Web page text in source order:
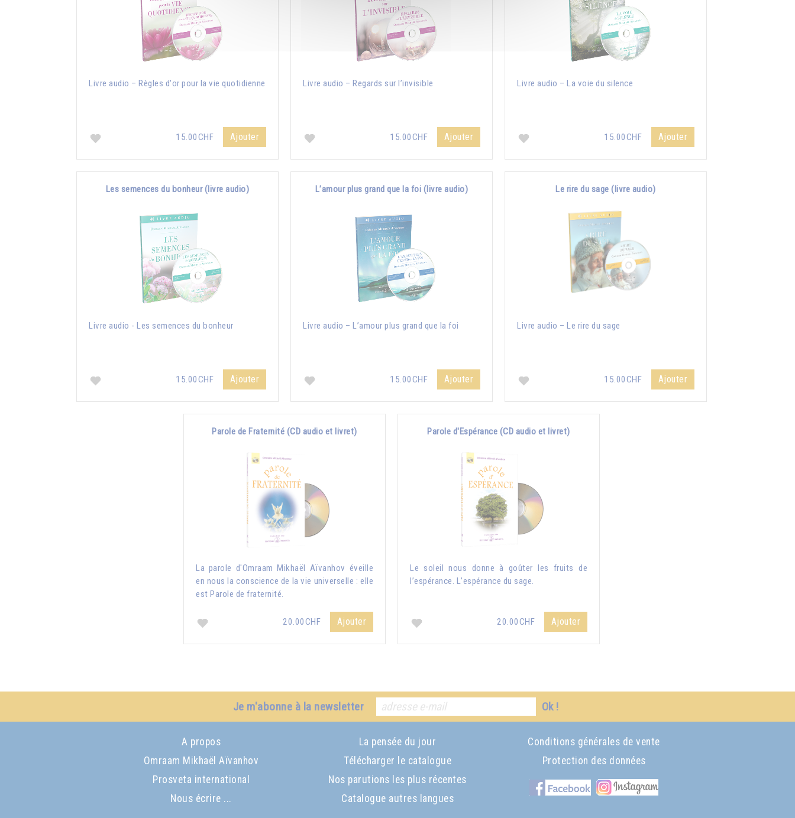
Livre audio – Règles d'or pour la vie quotidienne
15.00CHF Ajouter
Livre audio – Regards sur l’invisible
15.00CHF Ajouter
Livre audio – La voie du silence
15.00CHF Ajouter
Les semences du bonheur (livre audio)
Livre audio - Les semences du bonheur
15.00CHF Ajouter
L’amour plus grand que la foi (livre audio)
Livre audio – L’amour plus grand que la foi
15.00CHF Ajouter
Le rire du sage (livre audio)
Livre audio – Le rire du sage
15.00CHF Ajouter
Parole de Fraternité (CD audio et livret)
La parole d'Omraam Mikhaël Aïvanhov éveille
en nous la conscience de la vie universelle : elle
est Parole de fraternité.
20.00CHF Ajouter
Parole d'Espérance (CD audio et livret)
Le soleil nous donne à goûter les fruits de
l’espérance. L’espérance du sage.
20.00CHF Ajouter
Je m'abonne à la newsletter Ok !
A propos
Omraam Mikhaël Aïvanhov
Prosveta international
Nous écrire ...
La pensée du jour
Télécharger le catalogue
Nos parutions les plus récentes
Catalogue autres langues
Conditions générales de vente
Protection des données